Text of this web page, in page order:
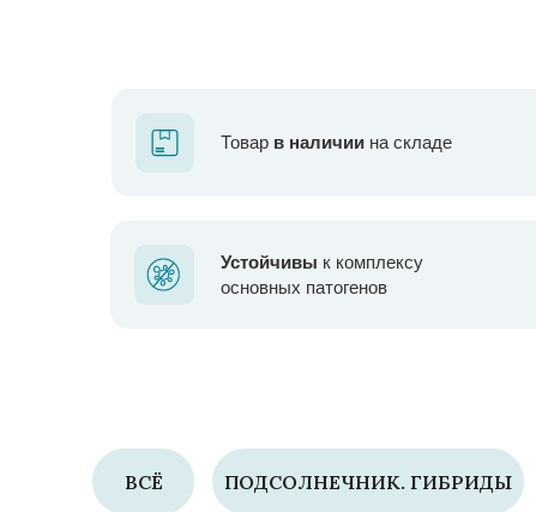
Товар в наличии на складе
Устойчивы к комплексу
основных патогенов
ПОДСОЛНЕЧНИК. ГИБРИДЫ
ВСЁ